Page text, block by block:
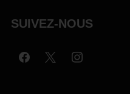
SUIVEZ-NOUS